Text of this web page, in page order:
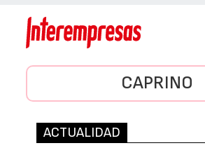
CAPRINO
ACTUALIDAD